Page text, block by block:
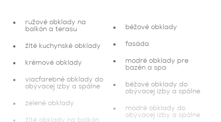
ružové obklady na
balkón a terasu
žlté kuchynské obklady
krémové obklady
viacfarebné obklady do
obývacej izby a spálne
zelené obklady
žlté obklady na balkón
béžové obklady
fasáda
modré obklady pre
bazén a spa
béžové obklady do
obývacej izby a spálne
modré obklady do
obývacej izby a spálne